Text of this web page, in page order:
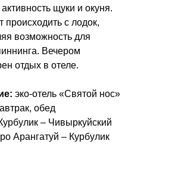
щуки и окуня.
происходить с лодок,
возможность для
Вечером
отдых в отеле.
эко-отель «Святой нос»
обед
– Чивыркуйский
Арангатуй – Курбулик